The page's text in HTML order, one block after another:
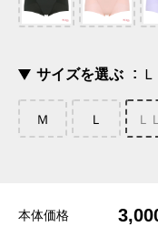
サイズを選ぶ
Ｍ Ｌ ＬＬ
本体価格